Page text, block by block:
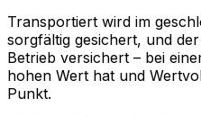
Transportiert wird im
sorgfältig gesichert, und
Betrieb versichert – bei
hohen Wert hat und
Punkt.